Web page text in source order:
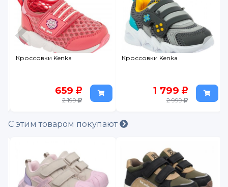
Кроссовки Kenka
659
2 199
Кроссовки Kenka
1 799
2 999
С этим товаром покупают